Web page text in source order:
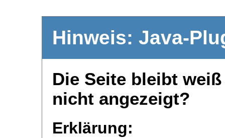
Hinweis: Java-
Die Seite bleibt
nicht angezeigt?
Erklärung: